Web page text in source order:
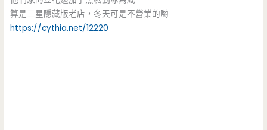
算是三星隱藏版老店，冬天可是不營業的喲
https://cythia.net/12220